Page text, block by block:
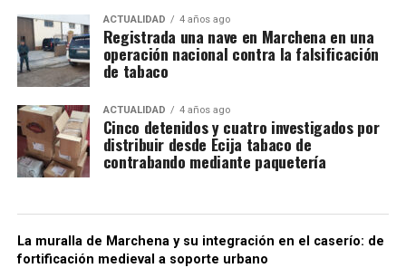
ACTUALIDAD 4 años ago
Registrada una nave en Marchena en una
operación nacional contra la falsificación
de tabaco
ACTUALIDAD 4 años ago
Cinco detenidos y cuatro investigados por
distribuir desde Ecija tabaco de
contrabando mediante paquetería
La muralla de Marchena y su integración en el caserío: de
fortificación medieval a soporte urbano